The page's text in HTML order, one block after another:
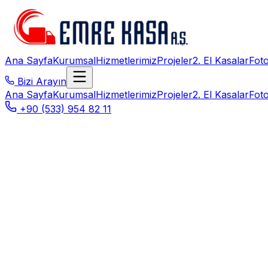
Ana SayfaKurumsalHizmetlerimizProjeler2. El Kasalar
Bizi Arayın
Ana SayfaKurumsalHizmetlerimizProjeler2. El Kasalar
+90 (533) 954 82 11